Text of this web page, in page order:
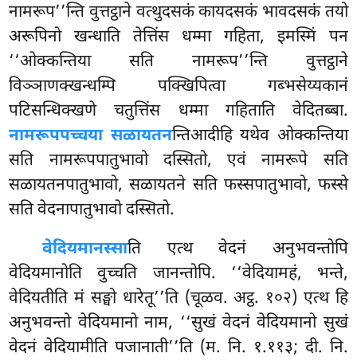
नामरूप’’न्ति वुत्तट्ठाने वत्थुदसकं कायदसकं भावदसकं तयो
अरूपिनो खन्धाति तेत्तिंस धम्मा गहिता, इमस्मिं पन
‘‘ओक्कन्तिया सति नामरूप’’न्ति वुत्तट्ठाने
विञ्ञाणक्खन्धम्पि पक्खिपित्वा गब्भसेय्यकानं
पटिसन्धिक्खणे चतुत्तिंस धम्मा गहिताति वेदितब्बा.
नामरूपपच्चया सळायतनन्तिआदीहि यथेव ओक्कन्तिया
सति नामरूपपातुभावो दस्सितो, एवं नामरूपे सति
सळायतनपातुभावो, सळायतने सति फस्सपातुभावो, फस्से
सति वेदनापातुभावो दस्सितो.
वेदियमानस्साति एत्थ वेदनं अनुभवन्तोपि
वेदियमानोति वुच्चति जानन्तोपि. ‘‘वेदियामहं, भन्ते,
वेदियतीति मं सङ्घो धारेतू’’ति (चूळव. अट्ठ. १०२) एत्थ हि
अनुभवन्तो वेदियमानो नाम, ‘‘सुखं वेदनं वेदियमानो सुखं
वेदनं वेदियामीति पजानाती’’ति (म. नि. १.११३; दी. नि.